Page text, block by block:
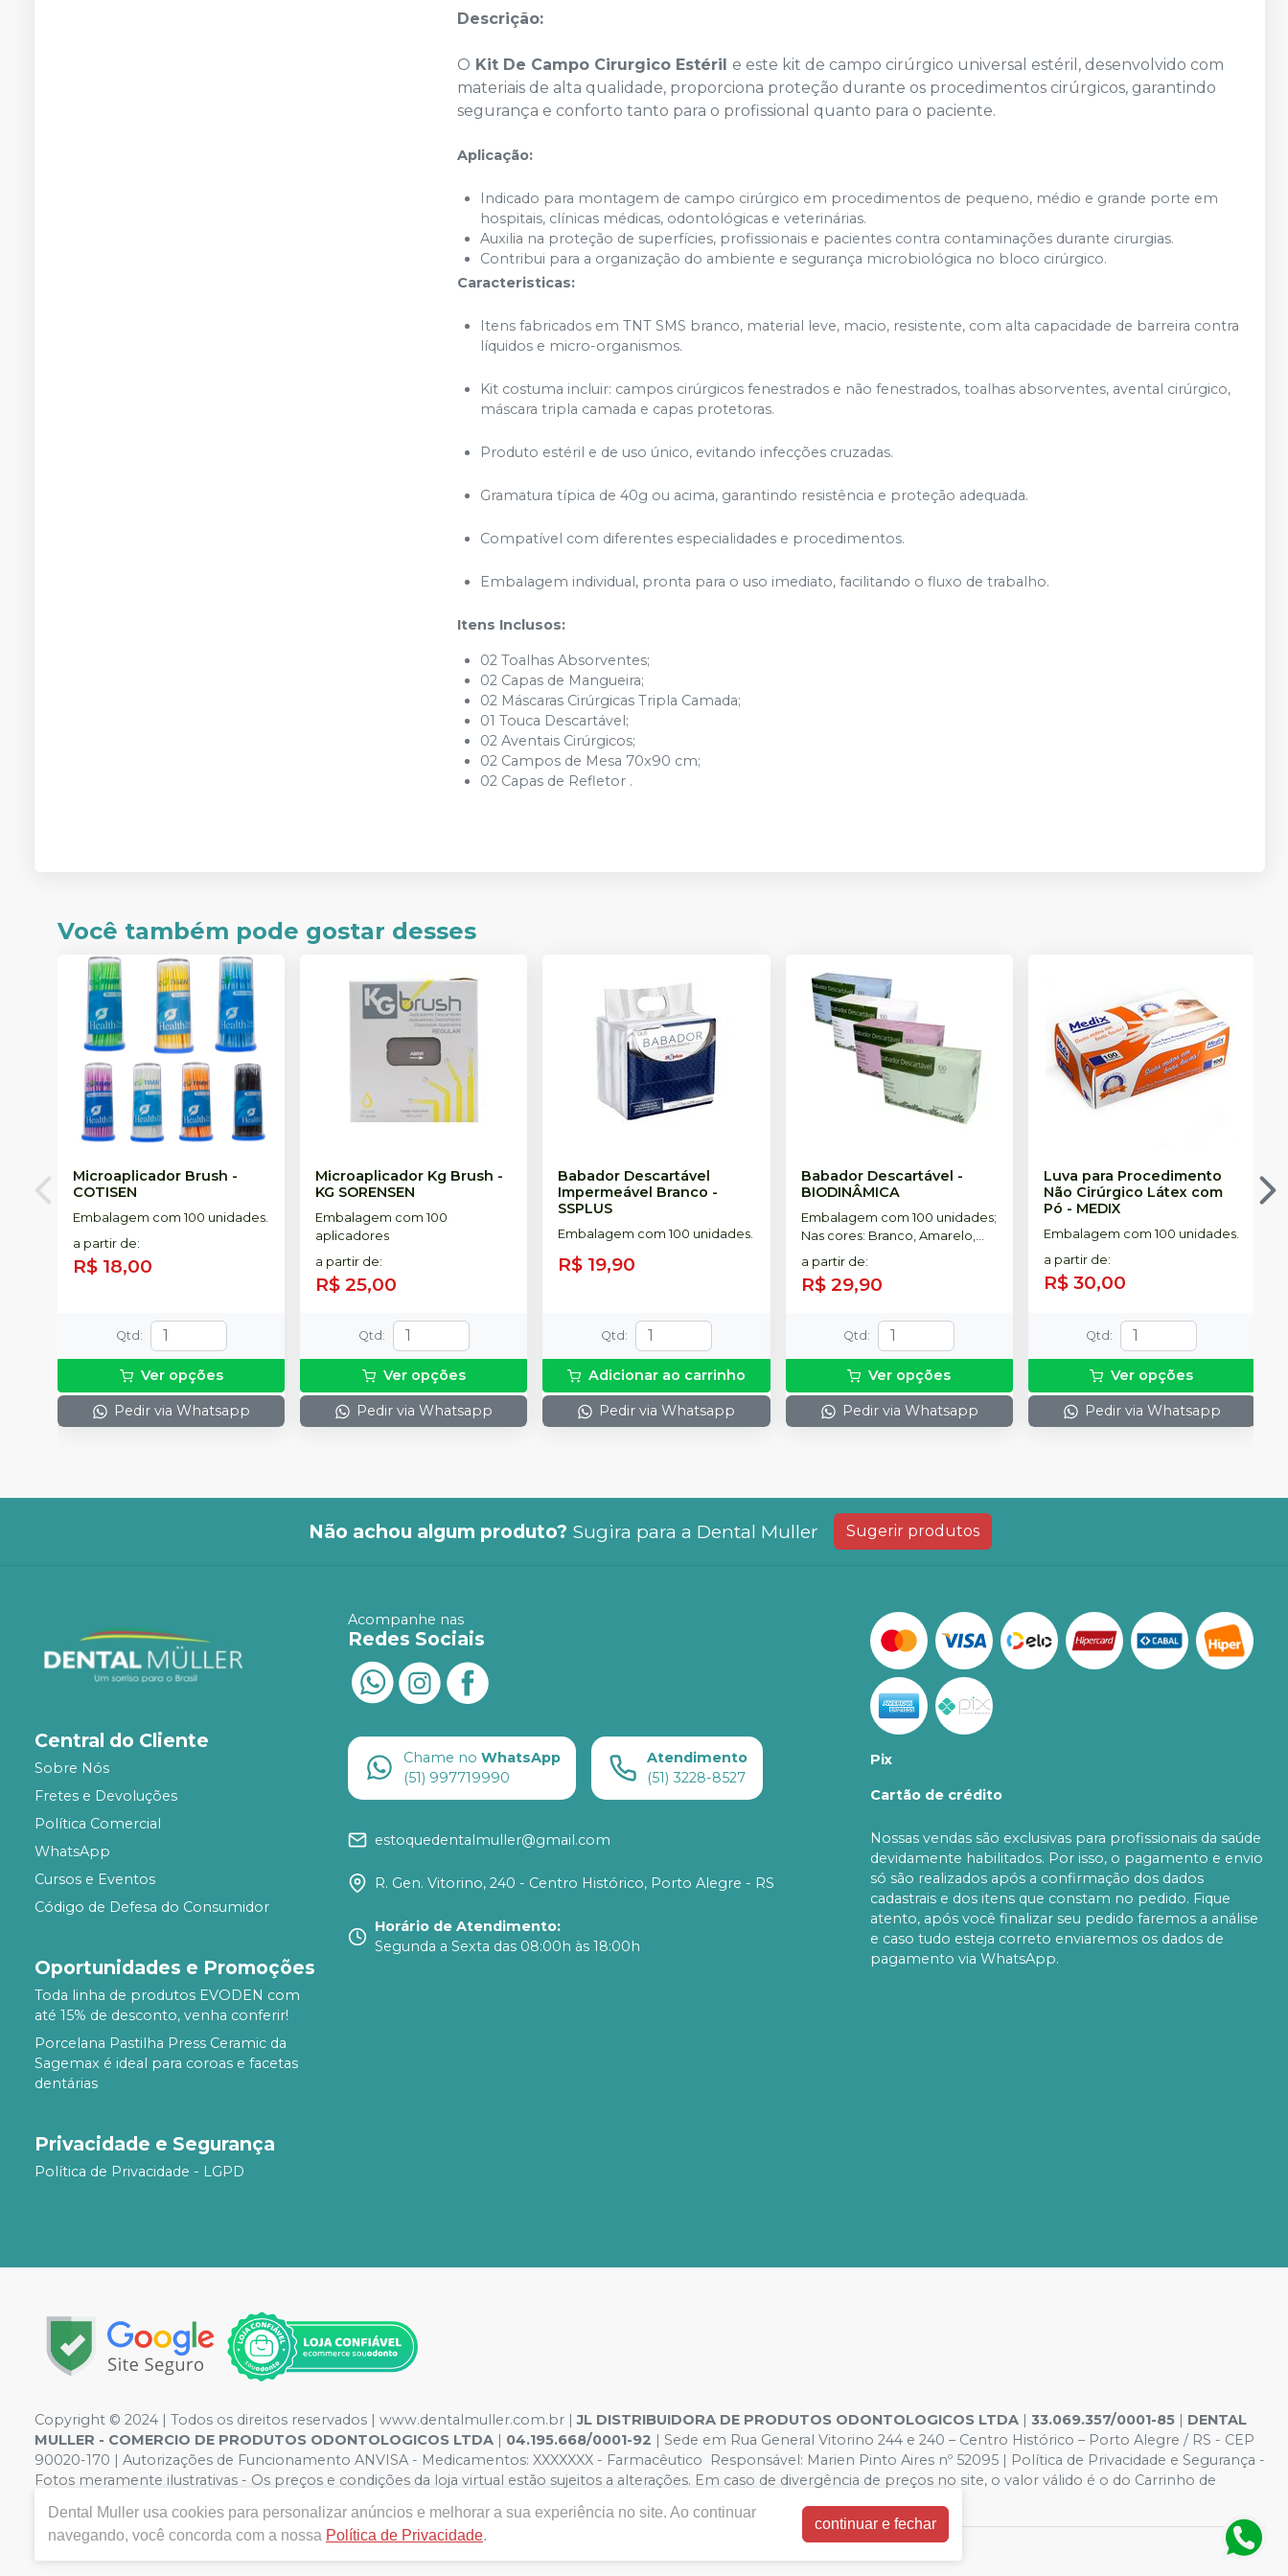
Descrição:
O Kit De Campo Cirurgico Estéril e este kit de campo cirúrgico universal estéril, desenvolvido com
materiais de alta qualidade, proporciona proteção durante os procedimentos cirúrgicos, garantindo
segurança e conforto tanto para o profissional quanto para o paciente.
Aplicação:
Indicado para montagem de campo cirúrgico em procedimentos de pequeno, médio e grande porte em
hospitais, clínicas médicas, odontológicas e veterinárias.
Auxilia na proteção de superfícies, profissionais e pacientes contra contaminações durante cirurgias.
Contribui para a organização do ambiente e segurança microbiológica no bloco cirúrgico.
Caracteristicas:
Itens fabricados em TNT SMS branco, material leve, macio, resistente, com alta capacidade de barreira contra
líquidos e micro-organismos.
Kit costuma incluir: campos cirúrgicos fenestrados e não fenestrados, toalhas absorventes, avental cirúrgico,
máscara tripla camada e capas protetoras.
Produto estéril e de uso único, evitando infecções cruzadas.
Gramatura típica de 40g ou acima, garantindo resistência e proteção adequada.
Compatível com diferentes especialidades e procedimentos.
Embalagem individual, pronta para o uso imediato, facilitando o fluxo de trabalho.
Itens Inclusos:
02 Toalhas Absorventes;
02 Capas de Mangueira;
02 Máscaras Cirúrgicas Tripla Camada;
01 Touca Descartável;
02 Aventais Cirúrgicos;
02 Campos de Mesa 70x90 cm;
02 Capas de Refletor .
Você também pode gostar desses
Microaplicador Brush -
COTISEN
Embalagem com 100 unidades.
a partir de:
R$ 18,00
Qtd :
Ver opções
Pedir via Whatsapp
Microaplicador Kg Brush -
KG SORENSEN
Embalagem com 100
aplicadores
a partir de:
R$ 25,00
Qtd :
Ver opções
Pedir via Whatsapp
Babador Descartável
Impermeável Branco -
SSPLUS
Embalagem com 100 unidades.
R$ 19,90
Qtd :
Adicionar ao carrinho
Pedir via Whatsapp
Babador Descartável -
BIODINÂMICA
Embalagem com 100 unidades;
Nas cores: Branco, Amarelo,
Azul, Rosa, Verde e Misto.
a partir de:
R$ 29,90
Qtd :
Ver opções
Pedir via Whatsapp
Luva para Procedimento
Não Cirúrgico Látex com
Pó - MEDIX
Embalagem com 100 unidades.
a partir de:
R$ 30,00
Qtd :
Ver opções
Pedir via Whatsapp
Não achou algum produto? Sugira para a Dental Muller Sugerir produtos
Central do Cliente
Sobre Nós
Fretes e Devoluções
Política Comercial
WhatsApp
Cursos e Eventos
Código de Defesa do Consumidor
Oportunidades e Promoções
Toda linha de produtos EVODEN com
até 15% de desconto, venha conferir!
Porcelana Pastilha Press Ceramic da
Sagemax é ideal para coroas e facetas
dentárias
Privacidade e Segurança
Política de Privacidade - LGPD
Acompanhe nas
Redes Sociais
Chame no WhatsApp
(51) 997719990
Atendimento
(51) 3228-8527
estoquedentalmuller@gmail.com
R. Gen. Vitorino, 240 - Centro Histórico, Porto Alegre - RS
Horário de Atendimento:
Segunda a Sexta das 08:00h às 18:00h
Pix
Cartão de crédito
Nossas vendas são exclusivas para profissionais da saúde
devidamente habilitados. Por isso, o pagamento e envio
só são realizados após a confirmação dos dados
cadastrais e dos itens que constam no pedido. Fique
atento, após você finalizar seu pedido faremos a análise
e caso tudo esteja correto enviaremos os dados de
pagamento via WhatsApp.
Copyright © 2024 | Todos os direitos reservados | www.dentalmuller.com.br |JL DISTRIBUIDORA DE PRODUTOS ODONTOLOGICOS LTDA | 33.069.357/0001-85 | DENTAL
MULLER - COMERCIO DE PRODUTOS ODONTOLOGICOS LTDA | 04.195.668/0001-92 | Sede em Rua General Vitorino 244 e 240 – Centro Histórico – Porto Alegre / RS - CEP
90020-170 | Autorizações de Funcionamento ANVISA - Medicamentos: XXXXXXX - Farmacêutico Responsável: Marien Pinto Aires nº 52095 | Política de Privacidade e Segurança -
Fotos meramente ilustrativas - Os preços e condições da loja virtual estão sujeitos a alterações. Em caso de divergência de preços no site, o valor válido é o do Carrinho de
Dental Muller usa cookies para personalizar anúncios e melhorar a sua experiência no site. Ao continuar
navegando, você concorda com a nossa Política de Privacidade.
continuar e fechar